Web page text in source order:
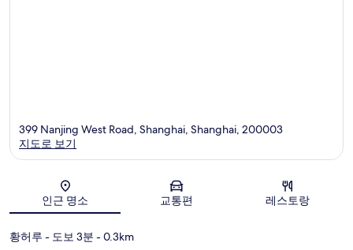
지도
399 Nanjing West Road, Shanghai, Shanghai, 200003
지도로 보기
인근 명소 교통편 레스토랑
황허루 - 도보 3분 - 0.3km